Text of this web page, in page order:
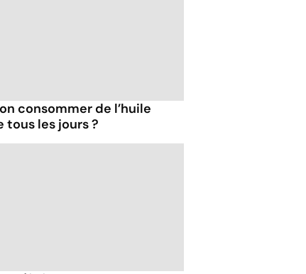
consommer de l’huile
tous les jours ?